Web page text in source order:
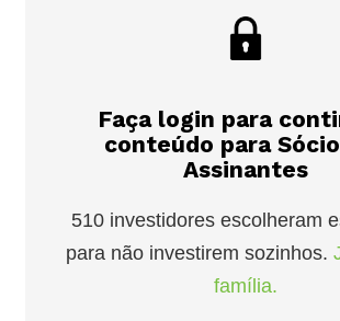
Faça login para
conteúdo para
Assinantes
510 investidores escolheram
para não investirem sozinhos.
família.